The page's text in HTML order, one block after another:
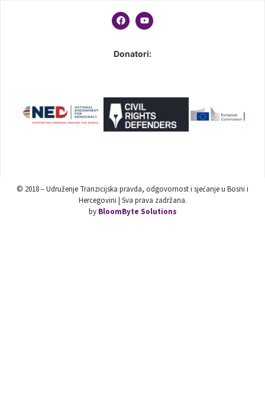
Donatori:
© 2018 – Udruženje Tranzicijska pravda, odgovornost i sjećanje u Bosni i
Hercegovini | Sva prava zadržana.
by BloomByte Solutions